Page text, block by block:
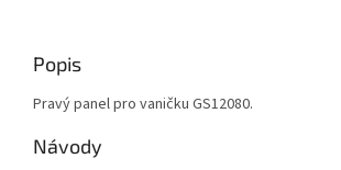
Popis
Pravý panel pro vaničku GS12080.
Návody